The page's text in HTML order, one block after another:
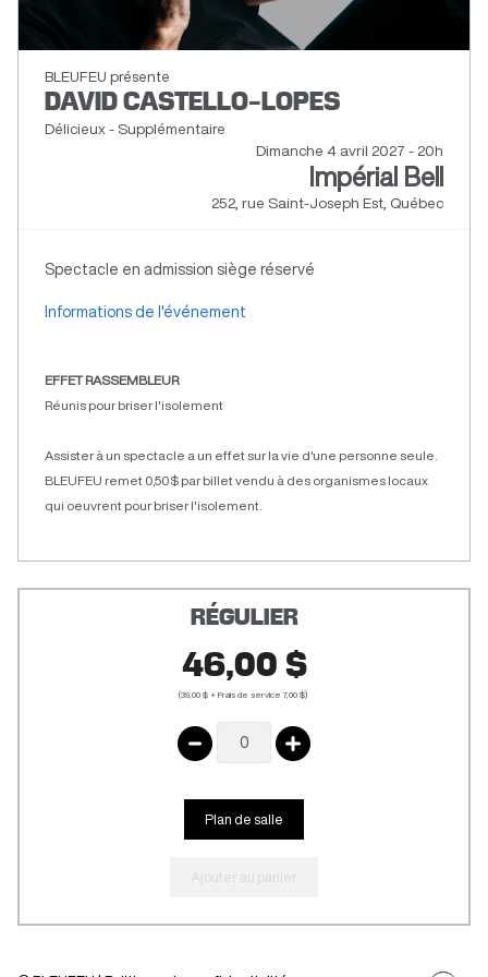
BLEUFEU présente
DAVID CASTELLO-LOPES
Délicieux - Supplémentaire
Dimanche 4 avril 2027 - 20h
Impérial Bell
252, rue Saint-Joseph Est, Québec
Spectacle en admission siège réservé
Informations de l'événement
EFFET RASSEMBLEUR
Réunis pour briser l'isolement
Assister à un spectacle a un effet sur la vie d'une personne seule.
BLEUFEU remet 0,50$ par billet vendu à des organismes locaux
qui oeuvrent pour briser l'isolement.
RÉGULIER
46,00 $
(39,00 $ + Frais de service 7,00 $)
Plan de salle
Ajouter au panier